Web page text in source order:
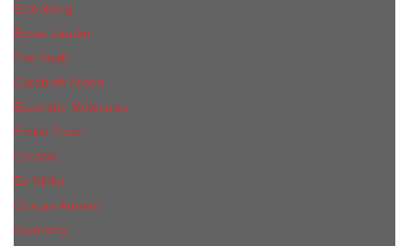
Eisenberg
Еsteе Lаudеr
Elie Saab
Elizabeth Arden
Escentric Molecules
Emilio Pucci
Escada
Ex Nihilo
Giorgio Armani
Givenchy